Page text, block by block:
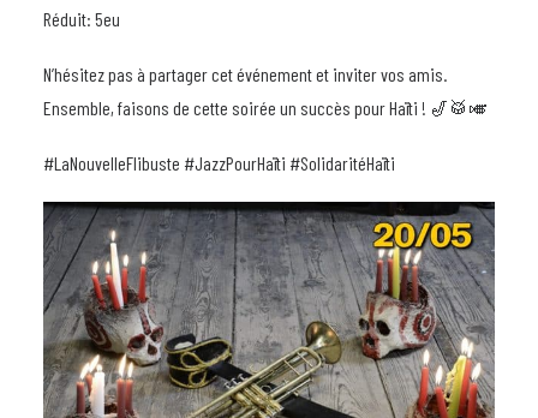
Réduit: 5eu
N’hésitez pas à partager cet événement et inviter vos amis.
Ensemble, faisons de cette soirée un succès pour Haïti ! 🎷🥁🎺
#LaNouvelleFlibuste #JazzPourHaïti #SolidaritéHaïti